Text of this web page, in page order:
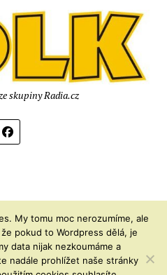
skupiny Radia.cz
My tomu moc nerozumíme, ale
pokud to Wordpress dělá, je
data nijak nezkoumáme a
nadále prohlížet naše stránky